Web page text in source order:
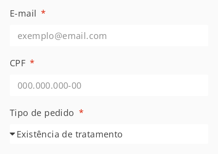
E-mail
CPF
Tipo de pedido